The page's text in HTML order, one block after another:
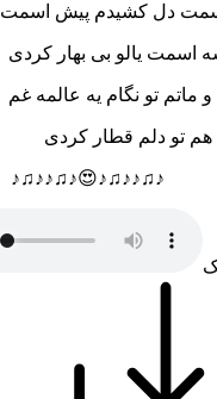
دل کشیدم پیش اسمت
اسمت یالو بی بهار کردی
تو نگام یه عالمه غم
هم تو دلم قطار کردی
♪♫♪♪♫♪😍♪♫♪♪♫♪